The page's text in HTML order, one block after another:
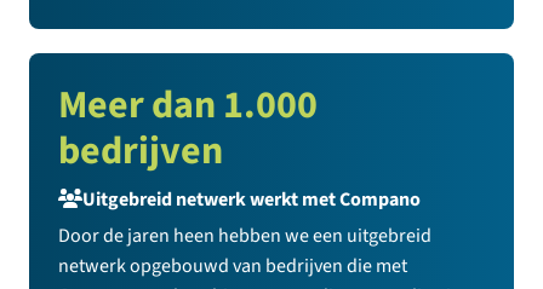
Meer dan 1.000
bedrijven
Uitgebreid netwerk werkt met Compano
Door de jaren heen hebben we een uitgebreid
netwerk opgebouwd van bedrijven die met